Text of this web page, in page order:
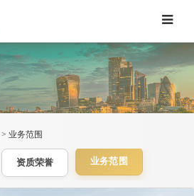
> 业务范围
资质荣誉 业务范围